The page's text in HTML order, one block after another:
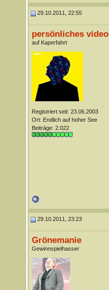
29.10.2011, 22:55
persönliches video
auf Kaperfahrt
Registriert seit: 23.06.2003
Ort: Endlich auf hoher See
Beiträge: 2.022
29.10.2011, 23:23
Grönemanie
Gewinnspielhasser